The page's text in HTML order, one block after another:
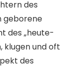
des
geborene
des „heute-
klugen und oft
des